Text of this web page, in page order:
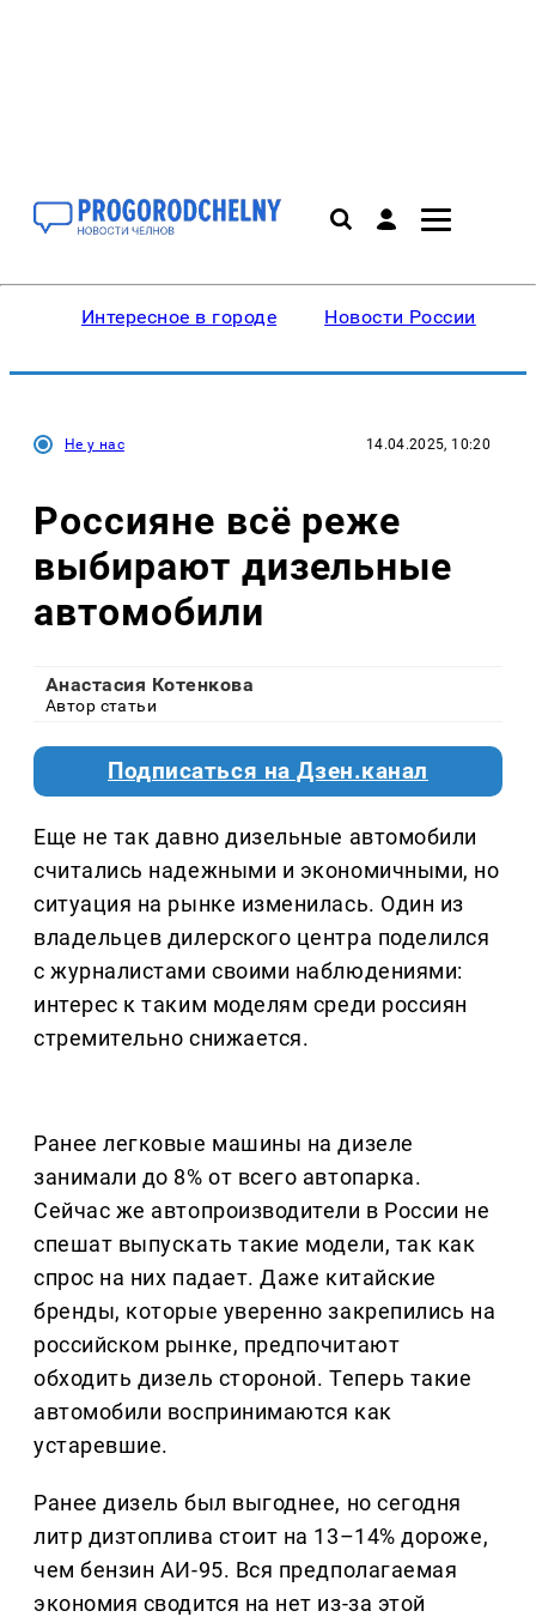
Интересное в городе Новости России
Не у нас 14.04.2025, 10:20
Россияне всё реже
выбирают дизельные
автомобили
Анастасия Котенкова
Автор статьи
Подписаться на Дзен.канал
Еще не так давно дизельные автомобили
считались надежными и экономичными, но
ситуация на рынке изменилась. Один из
владельцев дилерского центра поделился
с журналистами своими наблюдениями:
интерес к таким моделям среди россиян
стремительно снижается.
Ранее легковые машины на дизеле
занимали до 8% от всего автопарка.
Сейчас же автопроизводители в России не
спешат выпускать такие модели, так как
спрос на них падает. Даже китайские
бренды, которые уверенно закрепились на
российском рынке, предпочитают
обходить дизель стороной. Теперь такие
автомобили воспринимаются как
устаревшие.
Ранее дизель был выгоднее, но сегодня
литр дизтоплива стоит на 13–14% дороже,
чем бензин АИ-95. Вся предполагаемая
экономия сводится на нет из-за этой